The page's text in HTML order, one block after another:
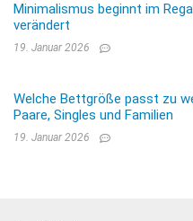
Minimalismus beginnt im
verändert
19. Januar 2026
Welche Bettgröße passt zu
Paare, Singles und Familien
19. Januar 2026